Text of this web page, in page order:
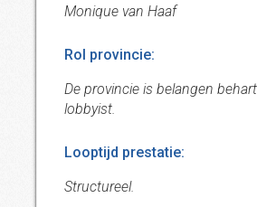
Monique van Haaf
Rol provincie:
De provincie is belangen
lobbyist.
Looptijd prestatie:
Structureel.